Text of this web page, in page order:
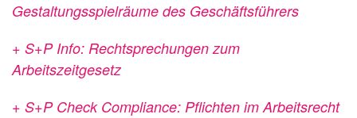
Gestaltungsspielräume des Geschäftsführers
+ S+P Info: Rechtsprechungen zum
Arbeitszeitgesetz
+ S+P Check Compliance: Pflichten im Arbeitsrecht